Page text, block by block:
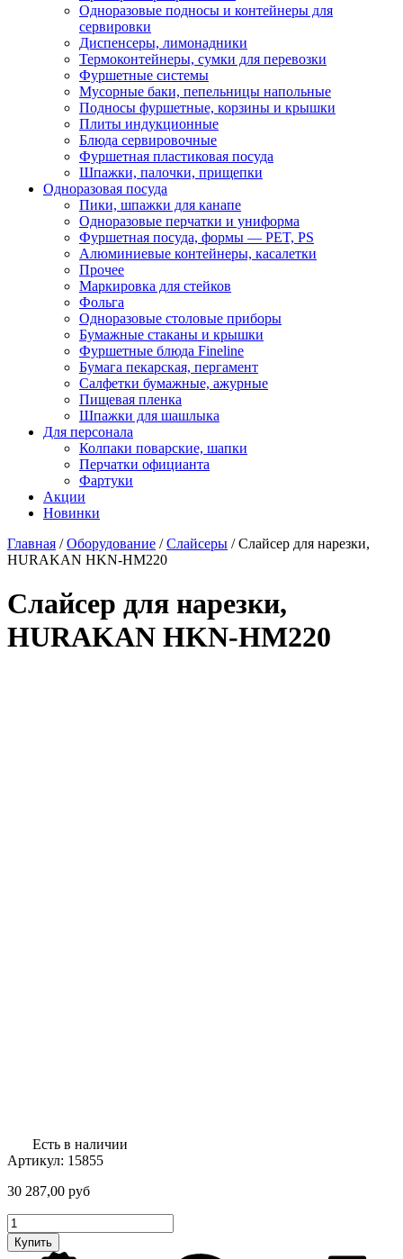
Одноразовые подносы и контейнеры для
сервировки
Диспенсеры, лимонадники
Термоконтейнеры, сумки для перевозки
Фуршетные системы
Мусорные баки, пепельницы напольные
Подносы фуршетные, корзины и крышки
Плиты индукционные
Блюда сервировочные
Фуршетная пластиковая посуда
Шпажки, палочки, прищепки
Одноразовая посуда
Пики, шпажки для канапе
Одноразовые перчатки и униформа
Фуршетная посуда, формы — PET, PS
Алюминиевые контейнеры, касалетки
Прочее
Маркировка для стейков
Фольга
Одноразовые столовые приборы
Бумажные стаканы и крышки
Фуршетные блюда Fineline
Бумага пекарская, пергамент
Салфетки бумажные, ажурные
Пищевая пленка
Шпажки для шашлыка
Для персонала
Колпаки поварские, шапки
Перчатки официанта
Фартуки
Акции
Новинки
Главная /Оборудование /Слайсеры /Слайсер для нарезки,
HURAKAN HKN-HM220
Слайсер для нарезки,
HURAKAN HKN-HM220
Есть в наличии
Артикул: 15855
30 287,00 руб
Количество
товара
Слайсер
Купить